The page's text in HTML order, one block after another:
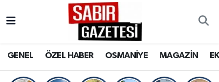
GENEL ÖZEL HABER OSMANİYE MAGAZİN
Osmaniye Nöbetçi Eczaneler